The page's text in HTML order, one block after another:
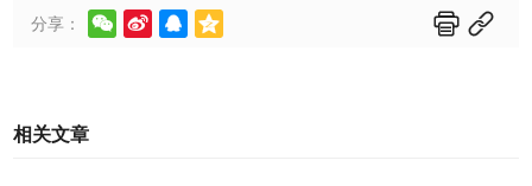
分享：      
相关文章